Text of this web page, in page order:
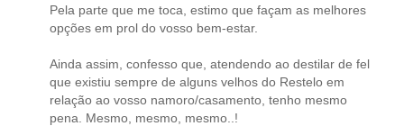
Pela parte que me toca, estimo que façam as melhores
opções em prol do vosso bem-estar.
Ainda assim, confesso que, atendendo ao destilar de fel
que existiu sempre de alguns velhos do Restelo em
relação ao vosso namoro/casamento, tenho mesmo
pena. Mesmo, mesmo, mesmo..!